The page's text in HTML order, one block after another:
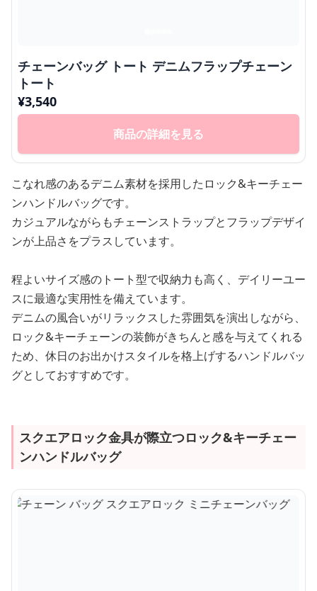
チェーンバッグ トート デニムフラップチェーン
トート
¥3,540
商品の詳細を見る
こなれ感のあるデニム素材を採用したロック&キーチェー
ンハンドルバッグです。
カジュアルながらもチェーンストラップとフラップデザイ
ンが上品さをプラスしています。
程よいサイズ感のトート型で収納力も高く、デイリーユー
スに最適な実用性を備えています。
デニムの風合いがリラックスした雰囲気を演出しながら、
ロック&キーチェーンの装飾がきちんと感を与えてくれる
ため、休日のお出かけスタイルを格上げするハンドルバッ
グとしておすすめです。
スクエアロック金具が際立つロック&キーチェー
ンハンドルバッグ